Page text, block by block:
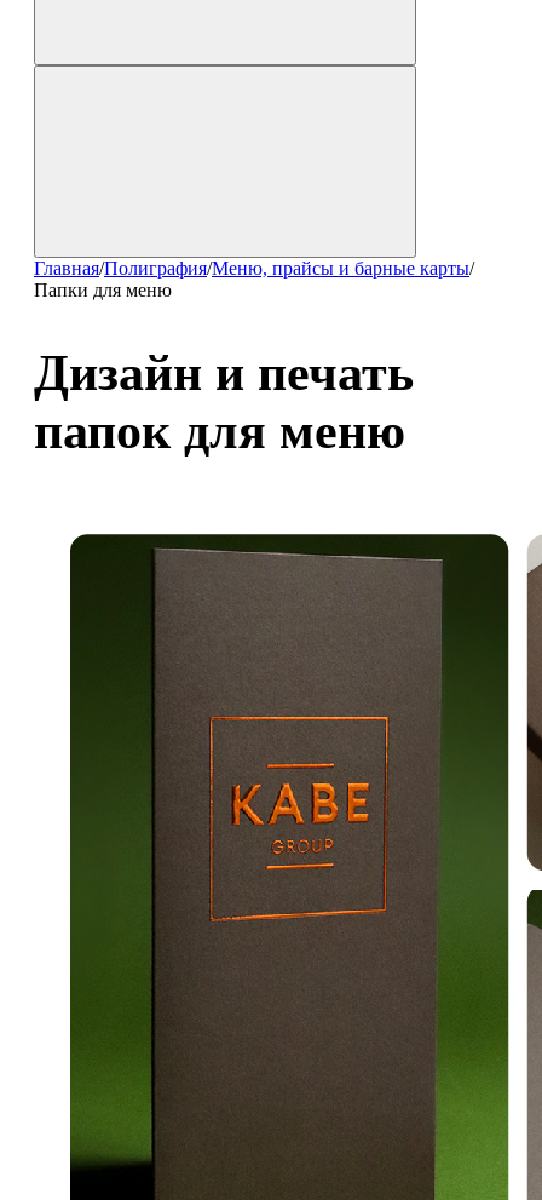
Главная/Полиграфия/Меню, прайсы и барные карты/
Папки для меню
Дизайн и печать
папок для меню